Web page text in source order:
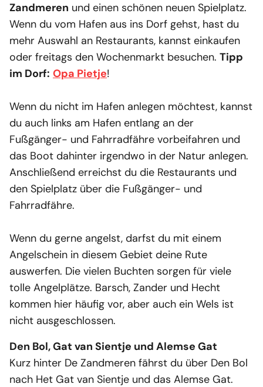
Zandmeren und einen schönen neuen Spielplatz.
Wenn du vom Hafen aus ins Dorf gehst, hast du
mehr Auswahl an Restaurants, kannst einkaufen
oder freitags den Wochenmarkt besuchen. Tipp
im Dorf: Opa Pietje!
Wenn du nicht im Hafen anlegen möchtest, kannst
du auch links am Hafen entlang an der
Fußgänger- und Fahrradfähre vorbeifahren und
das Boot dahinter irgendwo in der Natur anlegen.
Anschließend erreichst du die Restaurants und
den Spielplatz über die Fußgänger- und
Fahrradfähre.
Wenn du gerne angelst, darfst du mit einem
Angelschein in diesem Gebiet deine Rute
auswerfen. Die vielen Buchten sorgen für viele
tolle Angelplätze. Barsch, Zander und Hecht
kommen hier häufig vor, aber auch ein Wels ist
nicht ausgeschlossen.
Den Bol, Gat van Sientje und Alemse Gat
Kurz hinter De Zandmeren fährst du über Den Bol
nach Het Gat van Sientje und das Alemse Gat.